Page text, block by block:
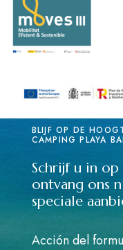
BLIJF OP DE
CAMPING PLAYA
Schrijf u in
ontvang ons
speciale
Acción del